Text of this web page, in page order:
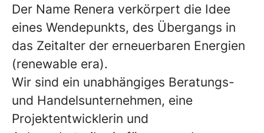
Der Name Renera verkörpert die Idee
eines Wendepunkts, des Übergangs in
das Zeitalter der erneuerbaren Energien
(renewable era).
Wir sind ein unabhängiges Beratungs-
und Handelsunternehmen, eine
Projektentwicklerin und